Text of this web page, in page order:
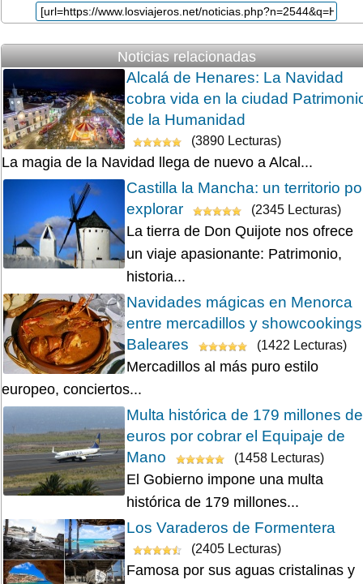
Noticias relacionadas
Alcalá de Henares: La Navidad
cobra vida en la ciudad
de la Humanidad
(3890 Lecturas)
La magia de la Navidad llega de nuevo a Alcal...
Castilla la Mancha: un territorio
explorar
(2345 Lecturas)
La tierra de Don Quijote nos ofrece
un viaje apasionante: Patrimonio,
historia...
Navidades mágicas en Menorca
entre mercadillos y
Baleares
(1422 Lecturas)
Mercadillos al más puro estilo
europeo, conciertos...
Multa histórica de 179 millones de
euros por cobrar el Equipaje de
Mano
(1458 Lecturas)
El Gobierno impone una multa
histórica de 179 millones...
Los Varaderos de Formentera
(2405 Lecturas)
Famosa por sus aguas cristalinas y